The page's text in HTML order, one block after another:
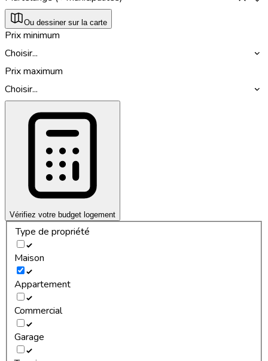
Ou dessiner sur la carte
Prix minimum
Choisir...
Prix maximum
Choisir...
Vérifiez votre budget logement
Type de propriété
Maison
Appartement
Commercial
Garage